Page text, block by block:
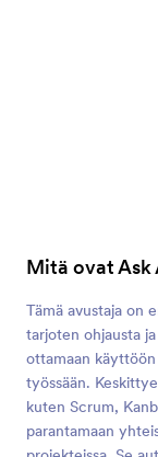
Mitä ovat Ask
Tämä avustaja on
tarjoten ohjausta
ottamaan
työssään.
kuten Scrum,
parantamaan